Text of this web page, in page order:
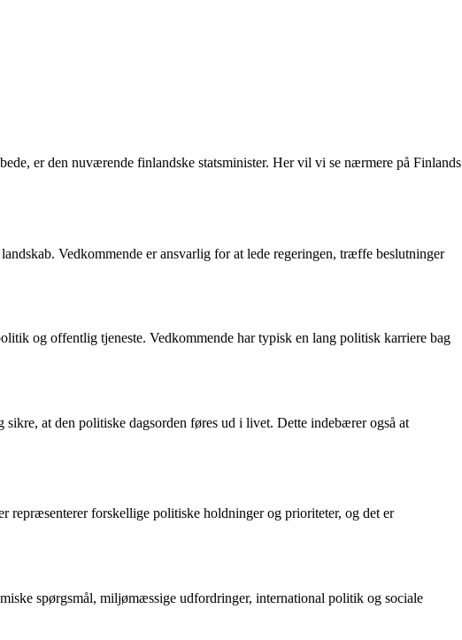
er den nuværende finlandske statsminister. Her vil vi se nærmere på Finlands
Vedkommende er ansvarlig for at lede regeringen, træffe beslutninger
og offentlig tjeneste. Vedkommende har typisk en lang politisk karriere bag
at den politiske dagsorden føres ud i livet. Dette indebærer også at
repræsenterer forskellige politiske holdninger og prioriteter, og det er
spørgsmål, miljømæssige udfordringer, international politik og sociale